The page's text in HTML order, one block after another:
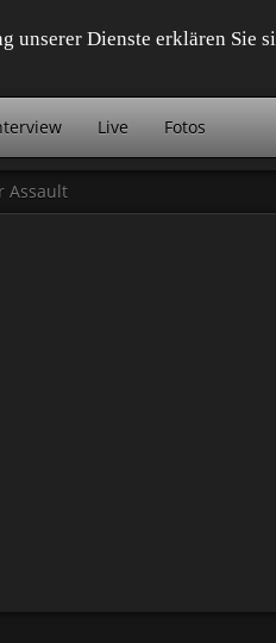
Dienste erklären Sie
Live Fotos
Assault